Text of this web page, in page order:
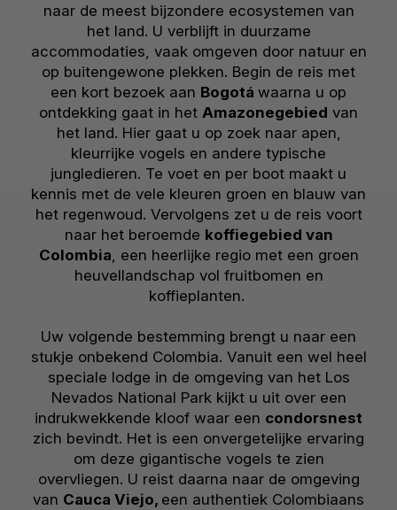
naar de meest bijzondere ecosystemen van
het land. U verblijft in duurzame
accommodaties, vaak omgeven door natuur en
op buitengewone plekken. Begin de reis met
een kort bezoek aan Bogotá waarna u op
ontdekking gaat in het Amazonegebied van
het land. Hier gaat u op zoek naar apen,
kleurrijke vogels en andere typische
jungledieren. Te voet en per boot maakt u
kennis met de vele kleuren groen en blauw van
het regenwoud. Vervolgens zet u de reis voort
naar het beroemde koffiegebied van
Colombia, een heerlijke regio met een groen
heuvellandschap vol fruitbomen en
koffieplanten.
Uw volgende bestemming brengt u naar een
stukje onbekend Colombia. Vanuit een wel heel
speciale lodge in de omgeving van het Los
Nevados National Park kijkt u uit over een
indrukwekkende kloof waar een condorsnest
zich bevindt. Het is een onvergetelijke ervaring
om deze gigantische vogels te zien
overvliegen. U reist daarna naar de omgeving
van Cauca Viejo, een authentiek Colombiaans